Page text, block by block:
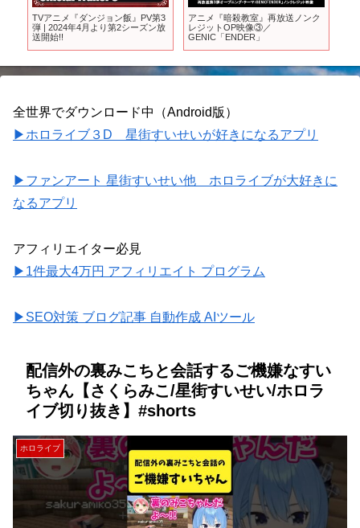
TVアニメ『ダンジョン飯』PV第3
弾 | 2024年4月より第2シーズン放
送開始!!
アニメ『暗殺教室』再放送ノンク
レジットOP映像③／
GENIC「ENDER」
全世界でダウンロード中（Android版）
▶ホロライブ３D 星街すいせいが好きになるアプリ
▶ファンアート 星街すいせい他 ホロライブが大好きに
なるアプリ
アフィリエイター必見
▶1件最大4万円 アフィリエイト プログラム
▶SEO対策 ブログ記事 自動作成 AIツール
配信外の裏みこちと会話するご機嫌なすい
ちゃん【さくらみこ/星街すいせい/ホロラ
イブ切り抜き】#shorts
ホロライブ